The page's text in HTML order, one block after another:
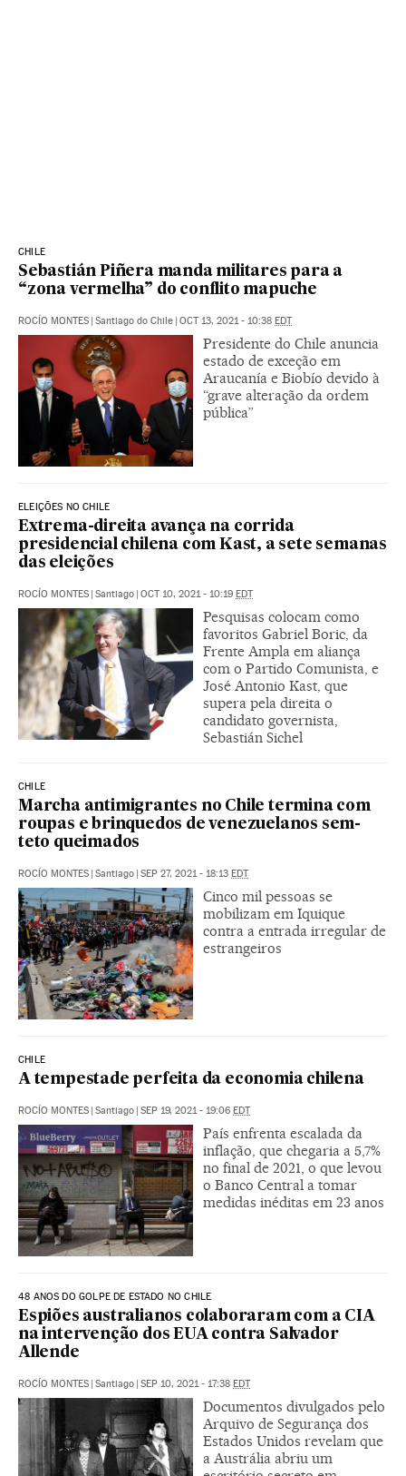
CHILE
Sebastián Piñera manda militares para a
“zona vermelha” do conflito mapuche
ROCÍO MONTES | Santiago do Chile | OCT 13, 2021 - 10:38 EDT
Presidente do Chile anuncia
estado de exceção em
Araucanía e Biobío devido à
“grave alteração da ordem
pública”
ELEIÇÕES NO CHILE
Extrema-direita avança na corrida
presidencial chilena com Kast, a sete semanas
das eleições
ROCÍO MONTES | Santiago | OCT 10, 2021 - 10:19 EDT
Pesquisas colocam como
favoritos Gabriel Boric, da
Frente Ampla em aliança
com o Partido Comunista, e
José Antonio Kast, que
supera pela direita o
candidato governista,
Sebastián Sichel
CHILE
Marcha antimigrantes no Chile termina com
roupas e brinquedos de venezuelanos sem-
teto queimados
ROCÍO MONTES | Santiago | SEP 27, 2021 - 18:13 EDT
Cinco mil pessoas se
mobilizam em Iquique
contra a entrada irregular de
estrangeiros
CHILE
A tempestade perfeita da economia chilena
ROCÍO MONTES | Santiago | SEP 19, 2021 - 19:06 EDT
País enfrenta escalada da
inflação, que chegaria a 5,7%
no final de 2021, o que levou
o Banco Central a tomar
medidas inéditas em 23 anos
48 ANOS DO GOLPE DE ESTADO NO CHILE
Espiões australianos colaboraram com a CIA
na intervenção dos EUA contra Salvador
Allende
ROCÍO MONTES | Santiago | SEP 10, 2021 - 17:38 EDT
Documentos divulgados pelo
Arquivo de Segurança dos
Estados Unidos revelam que
a Austrália abriu um